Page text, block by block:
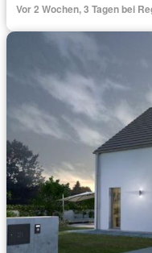
Vor 2 Wochen, 3 Tagen bei